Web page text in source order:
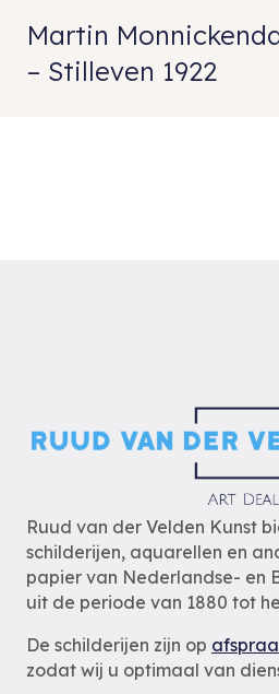
Martin
– Stilleven 1922
Ruud van der Velden Kunst
schilderijen, aquarellen en
papier van Nederlandse- en
uit de periode van 1880 tot
De schilderijen zijn op
zodat wij u optimaal van